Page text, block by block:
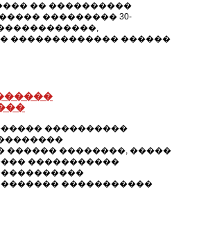
�� ����������
��������� 30-
������������� ������
����������
������ ��������, �����
�����������
�����������